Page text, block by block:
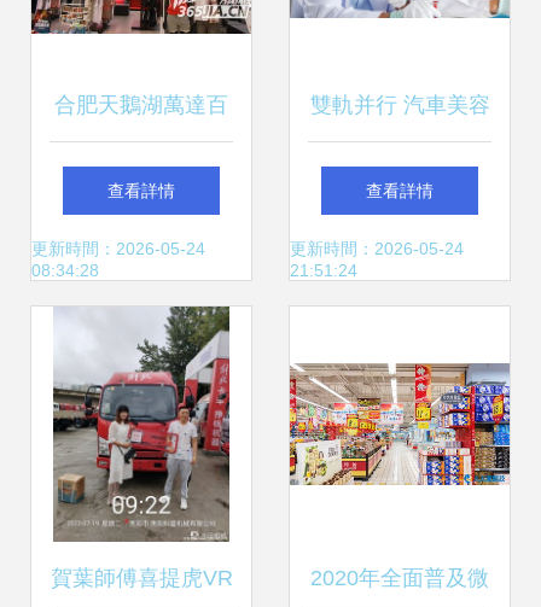
合肥天鵝湖萬達百
貨運動折扣與二手
百貨銷售匯總
查看詳情
更新時間：2026-05-24
08:34:28
雙軌并行 汽車美容
與二手日用百貨的
多元經(jīng)營探索
查看詳情
更新時間：2026-05-24
21:51:24
賀葉師傅喜提虎VR 2020年全面普及微